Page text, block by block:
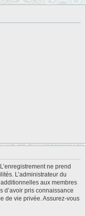
ne prend
L’administrateur du
aux membres
d’avoir pris connaissance
de vie privée. Assurez-vous